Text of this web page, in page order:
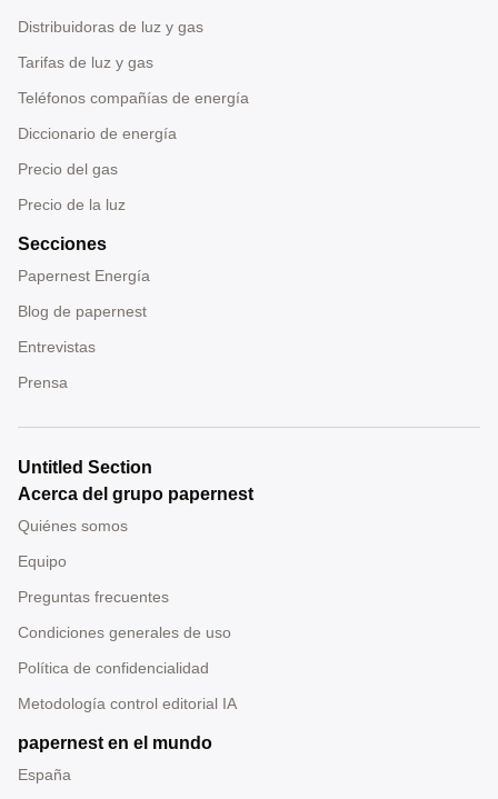
Distribuidoras de luz y gas
Tarifas de luz y gas
Teléfonos compañías de energía
Diccionario de energía
Precio del gas
Precio de la luz
Secciones
Papernest Energía
Blog de papernest
Entrevistas
Prensa
Untitled Section
Acerca del grupo papernest
Quiénes somos
Equipo
Preguntas frecuentes
Condiciones generales de uso
Política de confidencialidad
Metodología control editorial IA
papernest en el mundo
España